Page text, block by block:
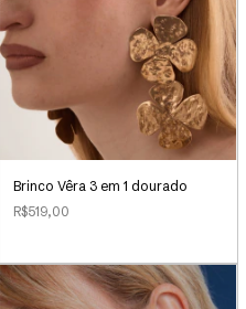
Brinco Vêra 3 em 1 dourado
R$519,00